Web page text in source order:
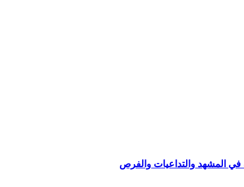
في المشهد والتداعيات والفرص